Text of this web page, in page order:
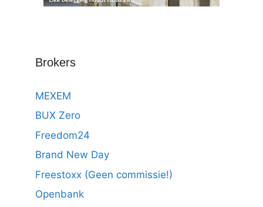
Brokers
MEXEM
BUX Zero
Freedom24
Brand New Day
Freestoxx (Geen commissie!)
Openbank